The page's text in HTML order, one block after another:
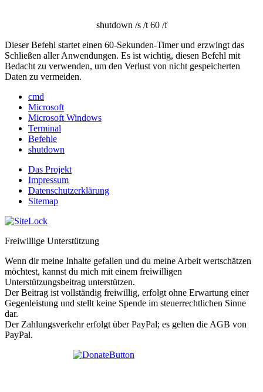
shutdown /s /t 60 /f
Dieser Befehl startet einen 60-Sekunden-Timer und erzwingt das
Schließen aller Anwendungen. Es ist wichtig, diesen Befehl mit
Bedacht zu verwenden, um den Verlust von nicht gespeicherten
Daten zu vermeiden.
cmd
Microsoft
Microsoft Windows
Terminal
Befehle
shutdown
Das Projekt
Impressum
Datenschutzerklärung
Sitemap
Freiwillige Unterstützung
Wenn dir meine Inhalte gefallen und du meine Arbeit wertschätzen
möchtest, kannst du mich mit einem freiwilligen
Unterstützungsbeitrag unterstützen.
Der Beitrag ist vollständig freiwillig, erfolgt ohne Erwartung einer
Gegenleistung und stellt keine Spende im steuerrechtlichen Sinne
dar.
Der Zahlungsverkehr erfolgt über PayPal; es gelten die AGB von
PayPal.